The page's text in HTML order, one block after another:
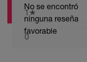
1★
0
No se encontró
ninguna reseña
favorable